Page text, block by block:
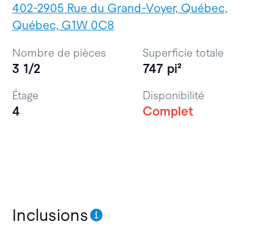
402-2905 Rue du Grand-Voyer, Québec,
Québec, G1W 0C8
Inclusions
Nombre de pièces
3 1/2
Superficie totale
747 pi²
Étage
4
Disponibilité
Complet